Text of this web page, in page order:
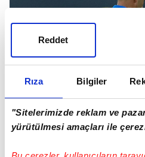
Rıza Bilgiler
"Sitelerimizde reklam ve
yürütülmesi amaçları ile
Reddet